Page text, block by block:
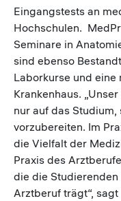
Eingangstests an
Hochschulen.
Seminare in
sind ebenso
Laborkurse und
Krankenhaus.
nur auf das
vorzubereiten. Im
die Vielfalt der
Praxis des
die die
Arztberuf trägt“,